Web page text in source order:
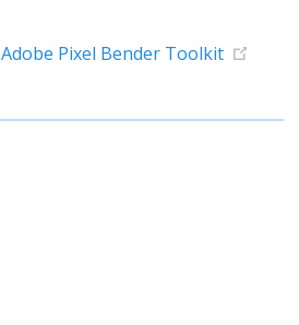
Adobe Pixel Bender Toolkit